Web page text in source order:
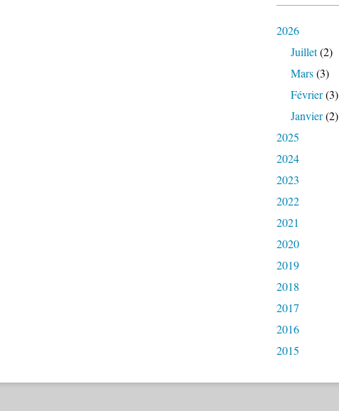
2026
Juillet(2)
Mars(3)
Février(3)
Janvier(2)
2025
2024
2023
2022
2021
2020
2019
2018
2017
2016
2015